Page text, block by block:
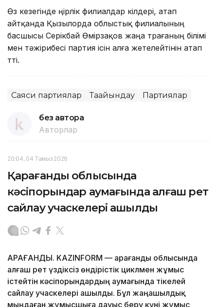
Өз кезегінде өңірлік филиалдар өкілдері, атап
айтқанда Қызылорда облыстық филиалының
басшысы Серікбай Өмірзақов жаңа төрағаның білімі
мен тәжірибесі партия ісін алға жетелейтінін атап
өтті.
Саяси партиялар Тағайындау Партиялар
без автора
Авторлар
20:04, 04 Тамыз 2026
Қарағанды облысында
кәсіпорындар аумағында алғаш рет
сайлау учаскелері ашылды
ҚАРАҒАНДЫ. KAZINFORM — Қарағанды облысында
алғаш рет үздіксіз өндірістік циклмен жұмыс
істейтін кәсіпорындардың аумағында тікелей
сайлау учаскелері ашылды. Бұл жаңашылдық
мыңдаған жұмысшыға дауыс беру күні жұмыс